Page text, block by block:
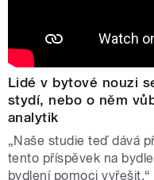
Lidé v bytové nouzi
stydí, nebo o něm
analytik
„Naše studie teď dává
tento příspěvek na
bydlení pomoci